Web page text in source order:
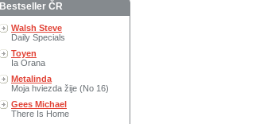
Bestseller ČR
Walsh Steve
Daily Specials
Toyen
Ia Orana
Metalinda
Moja hviezda žije (No 16)
Gees Michael
There Is Home